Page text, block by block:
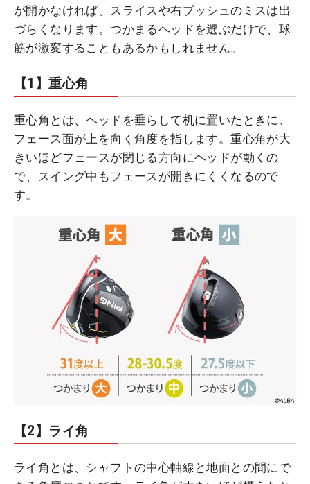
が開かなければ、スライスや右プッシュのミスは出
づらくなります。つかまるヘッドを選ぶだけで、球
筋が激変することもあるかもしれません。
【1】重心角
重心角とは、ヘッドを垂らして机に置いたときに、
フェース面が上を向く角度を指します。重心角が大
きいほどフェースが閉じる方向にヘッドが動くの
で、スイング中もフェースが開きにくくなるので
す。
【2】ライ角
ライ角とは、シャフトの中心軸線と地面との間にで